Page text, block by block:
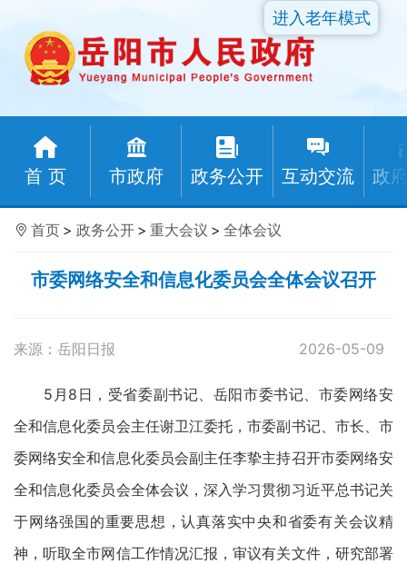
首 页 市政府 政务公开 互动交流 政
进入老年模式
首页 > 政务公开 > 重大会议 > 全体会议
市委网络安全和信息化委员会全体会议召开
来源：岳阳日报 2026-05-09
5月8日，受省委副书记、岳阳市委书记、市委网络安
全和信息化委员会主任谢卫江委托，市委副书记、市长、市
委网络安全和信息化委员会副主任李挚主持召开市委网络安
全和信息化委员会全体会议，深入学习贯彻习近平总书记关
于网络强国的重要思想，认真落实中央和省委有关会议精
神，听取全市网信工作情况汇报，审议有关文件，研究部署